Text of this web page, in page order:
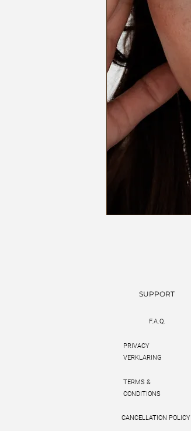
SUPPORT
F.A.Q.
PRIVACY
VERKLARING
TERMS &
CONDITIONS
CANCELLATION POLICY